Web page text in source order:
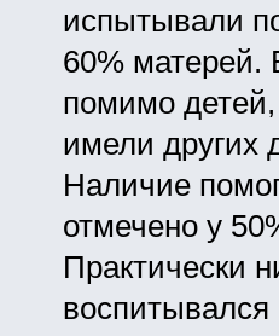
испытывали
60%
помимо
имели других
Наличие
отмечено у
Практически
воспитывался